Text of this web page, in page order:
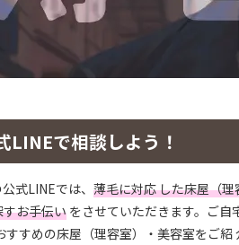
LINEで相談しよう！
式LINEでは、 薄毛に対応 した床屋（理
お手伝い をさせていただきます。ご自
すすめの床屋（理容室）・美容室をご紹